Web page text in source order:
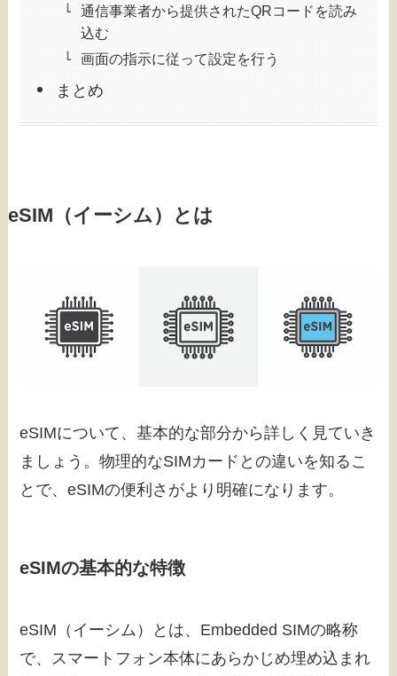
通信事業者から提供されたQRコードを読み
込む
画面の指示に従って設定を行う
まとめ
eSIM（イーシム）とは
eSIMについて、基本的な部分から詳しく見ていき
ましょう。物理的なSIMカードとの違いを知るこ
とで、eSIMの便利さがより明確になります。
eSIMの基本的な特徴
eSIM（イーシム）とは、Embedded SIMの略称
で、スマートフォン本体にあらかじめ埋め込まれ